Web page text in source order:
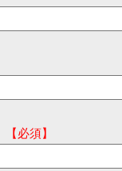
【必須】